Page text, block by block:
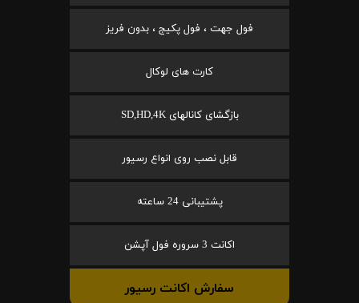
فول جهت ، فول پکیج ، بدون فریز
کارت های لوکال
بازگشای کانالهای SD,HD,4K
قابل نصب روی انواع رسیور
پشتیبانی 24 ساعته
اکانت 3 سروره فول آپشن
سفارش اکانت رسیور